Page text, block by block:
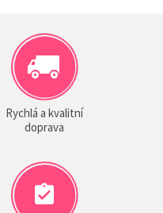
Rychlá a kvalitní
doprava